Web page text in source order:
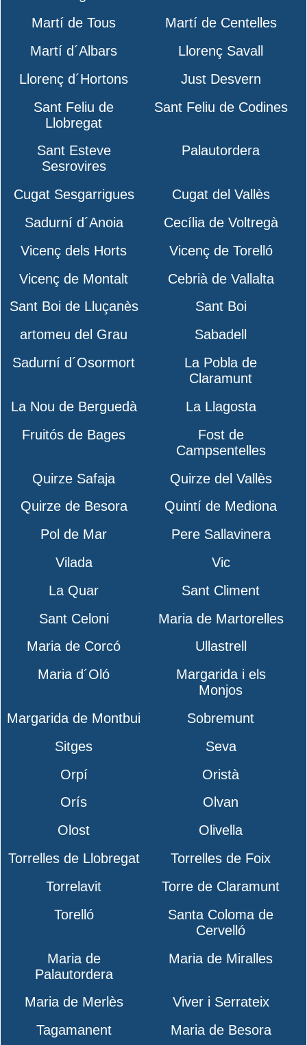
Martí de Tous
Martí de Centelles
Martí d´Albars
Llorenç Savall
Llorenç d´Hortons
Just Desvern
Sant Feliu de
Llobregat
Sant Feliu de Codines
Sant Esteve
Sesrovires
Palautordera
Cugat Sesgarrigues
Cugat del Vallès
Sadurní d´Anoia
Cecília de Voltregà
Vicenç dels Horts
Vicenç de Torelló
Vicenç de Montalt
Cebrià de Vallalta
Sant Boi de Lluçanès
Sant Boi
artomeu del Grau
Sabadell
Sadurní d´Osormort
La Pobla de
Claramunt
La Nou de Berguedà
La Llagosta
Fruitós de Bages
Fost de
Campsentelles
Quirze Safaja
Quirze del Vallès
Quirze de Besora
Quintí de Mediona
Pol de Mar
Pere Sallavinera
Vilada
Vic
La Quar
Sant Climent
Sant Celoni
Maria de Martorelles
Maria de Corcó
Ullastrell
Maria d´Oló
Margarida i els
Monjos
Margarida de Montbui
Sobremunt
Sitges
Seva
Orpí
Oristà
Orís
Olvan
Olost
Olivella
Torrelles de Llobregat
Torrelles de Foix
Torrelavit
Torre de Claramunt
Torelló
Santa Coloma de
Cervelló
Maria de
Palautordera
Maria de Miralles
Maria de Merlès
Viver i Serrateix
Tagamanent
Maria de Besora